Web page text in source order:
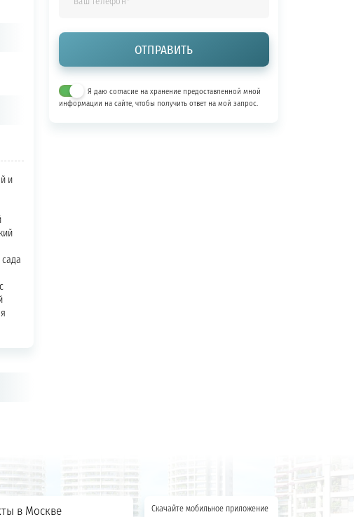
и
Я даю согласие на хранение предоставленной мной
информации на сайте, чтобы получить ответ на мой запрос.
в Москве Скачайте мобильное приложение